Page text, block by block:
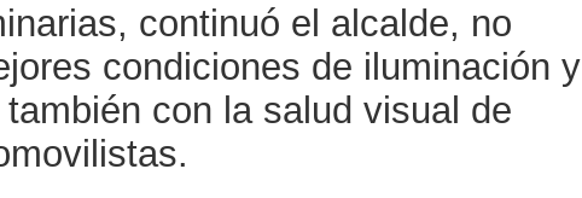
continuó el alcalde, no
condiciones de iluminación y
con la salud visual de